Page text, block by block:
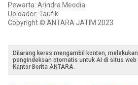
Pewarta: Arindra Meodia
Uploader: Taufik
Copyright © ANTARA JATIM 2023
Dilarang keras mengambil konten,
pengindeksan otomatis untuk AI di situs
Kantor Berita ANTARA.